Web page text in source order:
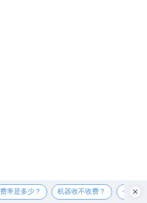
费率是多少？ 机器收不收费？ 个人可